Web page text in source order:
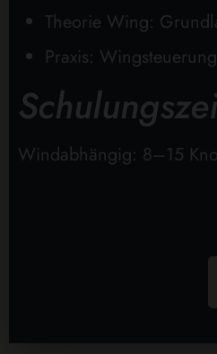
Theorie Wing:
Praxis:
Windabhängig: 8–15